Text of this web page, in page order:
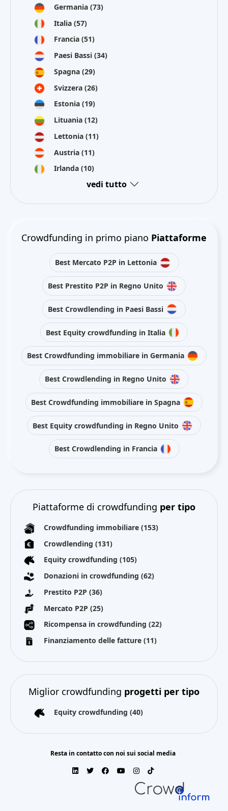
Germania (73)
Italia (57)
Francia (51)
Paesi Bassi (34)
Spagna (29)
Svizzera (26)
Estonia (19)
Lituania (12)
Lettonia (11)
Austria (11)
Irlanda (10)
vedi tutto
Crowdfunding in primo piano Piattaforme
Best Mercato P2P in Lettonia
Best Prestito P2P in Regno Unito
Best Crowdlending in Paesi Bassi
Best Equity crowdfunding in Italia
Best Crowdfunding immobiliare in Germania
Best Crowdlending in Regno Unito
Best Crowdfunding immobiliare in Spagna
Best Equity crowdfunding in Regno Unito
Best Crowdlending in Francia
Piattaforme di crowdfunding per tipo
Crowdfunding immobiliare (153)
Crowdlending (131)
Equity crowdfunding (105)
Donazioni in crowdfunding (62)
Prestito P2P (36)
Mercato P2P (25)
Ricompensa in crowdfunding (22)
Finanziamento delle fatture (11)
Miglior crowdfunding progetti per tipo
Equity crowdfunding (40)
Resta in contatto con noi sui social media